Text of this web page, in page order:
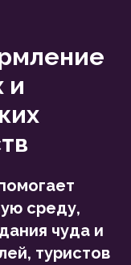
и
среду,
чуда и
туристов